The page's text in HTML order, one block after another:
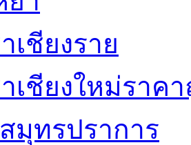
เชียงราย
เชียงใหม่ราค
มุทรปราการ